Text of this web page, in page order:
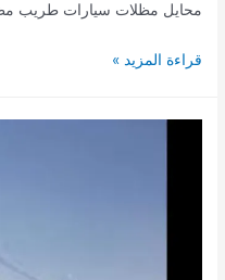
محايل مظلات سيارات طريب
مظلات
قراءة المزيد »